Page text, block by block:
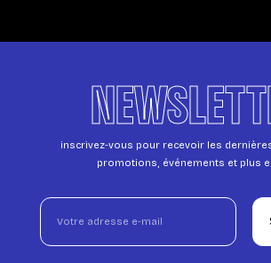
inscrivez-vous pour recevoir les
promotions, événements et plus